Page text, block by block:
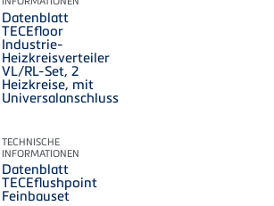
Datenblatt
TECEfloor
Industrie-
Heizkreisverteiler
VL/RL-Set, 2
Heizkreise, mit
Universalanschluss
TECHNISCHE
INFORMATIONEN
Datenblatt
TECEflushpoint
Feinbauset